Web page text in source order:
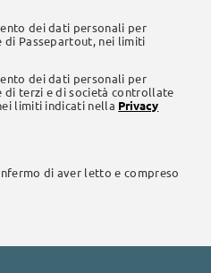
dei dati personali per
Passepartout, nei limiti
dei dati personali per
terzi e di società controllate
limiti indicati nella Privacy
di aver letto e compreso